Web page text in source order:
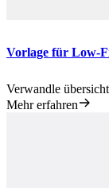
Vorlage für Low-
Verwandle
Mehr erfahren